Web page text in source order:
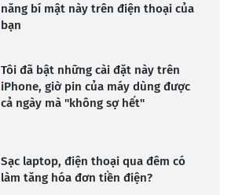
năng bí mật này trên điện thoại của
bạn
Tôi đã bật những cài đặt này trên
iPhone, giờ pin của máy dùng được
cả ngày mà "không sợ hết"
Sạc laptop, điện thoại qua đêm có
làm tăng hóa đơn tiền điện?